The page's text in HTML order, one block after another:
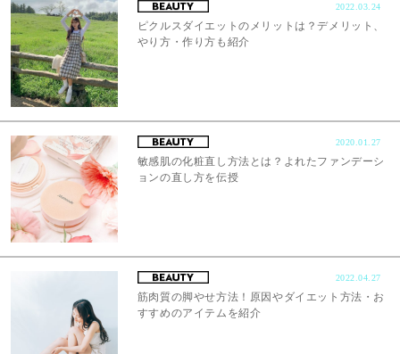
2022.03.24
ピクルスダイエットのメリットは？デメリット、
やり方・作り方も紹介
2020.01.27
敏感肌の化粧直し方法とは？よれたファンデーシ
ョンの直し方を伝授
2022.04.27
筋肉質の脚やせ方法！原因やダイエット方法・お
すすめのアイテムを紹介